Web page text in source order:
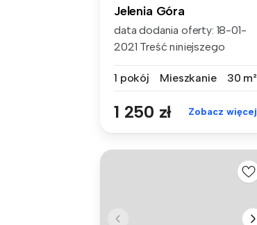
Jelenia Góra
data dodania oferty: 18-01-
2021 Treść niniejszego
1 pokój
Mieszkanie 30 m²
1 250 zł Zobacz więcej